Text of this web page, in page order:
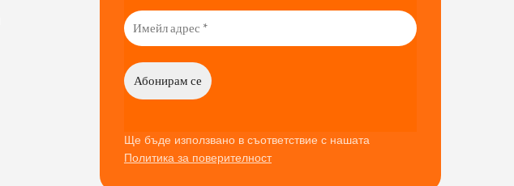
Ще бъде използвано в съответствие с нашата
Политика за поверителност